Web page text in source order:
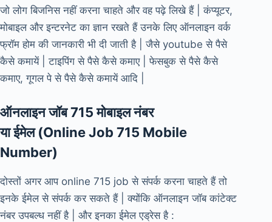
जो लोग बिजनिस नहीं करना चाहते और वह पढ़े लिखे हैं | कंप्यूटर,
मोबाइल और इन्टरनेट का ज्ञान रखते हैं उनके लिए ऑनलाइन वर्क
फ्रॉम होम की जानकारी भी दी जाती है | जैसे youtube से पैसे
कैसे कमायें | टाइपिंग से पैसे कैसे कमाए | फेसबुक से पैसे कैसे
कमाए, गूगल पे से पैसे कैसे कमायें आदि |
ऑनलाइन जॉब 715 मोबाइल नंबर
या ईमेल (Online Job 715 Mobile
Number)
दोस्तों अगर आप online 715 job से संपर्क करना चाहते हैं तो
इनके ईमेल से संपर्क कर सकते हैं | क्योंकि ऑनलाइन जॉब कांटेक्ट
नंबर उपबल्ध नहीं है | और इनका ईमेल एड्रेस है :